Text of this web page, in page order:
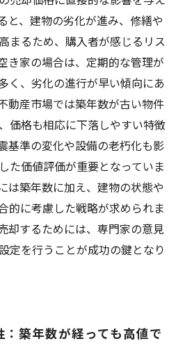
と、建物の劣化が進み、修繕や
まるため、購入者が感じるリス
き家の場合は、定期的な管理が
く、劣化の進行が早い傾向にあ
動産市場では築年数が古い物件
価格も相応に下落しやすい特徴
基準の変化や設備の老朽化も影
た価値評価が重要となっていま
は築年数に加え、建物の状態や
的に考慮した戦略が求められま
却するためには、専門家の意見
定を行うことが成功の鍵となり
築年数が経っても高値で